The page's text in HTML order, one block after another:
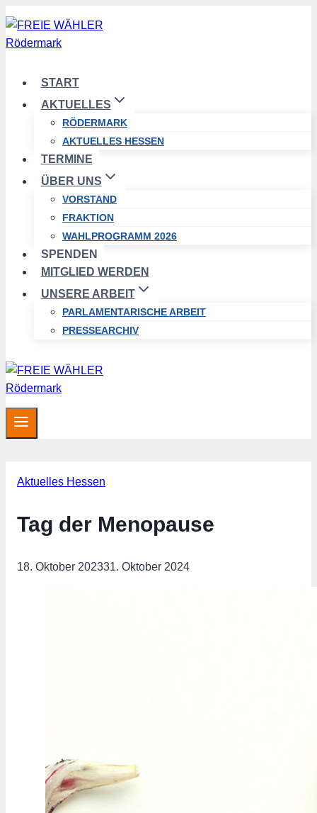
Zum
Inhalt
springen
START
AKTUELLES
RÖDERMARK
AKTUELLES HESSEN
TERMINE
ÜBER UNS
VORSTAND
FRAKTION
WAHLPROGRAMM 2026
SPENDEN
MITGLIED WERDEN
UNSERE ARBEIT
PARLAMENTARISCHE ARBEIT
PRESSEARCHIV
Aktuelles Hessen
Tag der Menopause
18. Oktober 202331. Oktober 2024